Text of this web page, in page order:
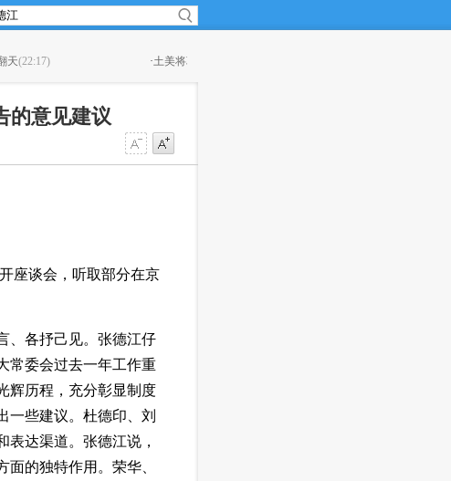
叙利亚反对派武装
的意见建议
座谈会，听取部分在京
、各抒己见。张德江仔
常委会过去一年工作重
辉历程，充分彰显制度
一些建议。杜德印、刘
达渠道。张德江说，
的独特作用。荣华、